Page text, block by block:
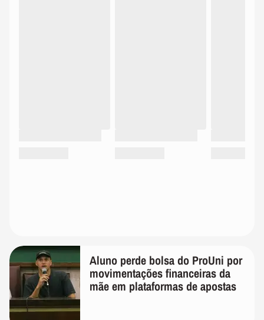
Aluno perde bolsa do ProUni por
movimentações financeiras da
mãe em plataformas de apostas